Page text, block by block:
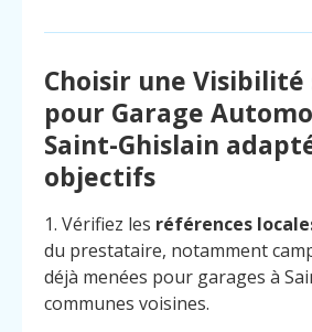
Choisir une
pour Garage
Saint-Ghislain
objectifs
1. Vérifiez les références
du prestataire, notamment
déjà menées pour garages à
communes voisines.